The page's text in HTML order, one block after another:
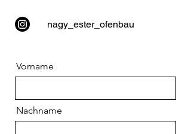
nagy_ester_ofenbau
Vorname
Nachname